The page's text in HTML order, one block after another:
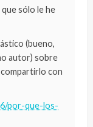
que sólo le he
(bueno,
autor) sobre
con
por-que-los-